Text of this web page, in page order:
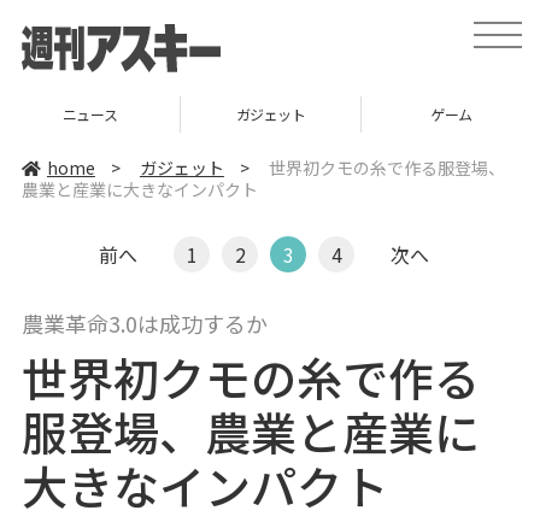
t
o
ニュース ガジェット ゲーム
home > ガジェット >
世界初クモの糸で作る服登場、
農業と産業に大きなインパクト
前へ 1 2 3 4 次へ
農業革命3.0は成功するか
世界初クモの糸で作る
服登場、農業と産業に
大きなインパクト